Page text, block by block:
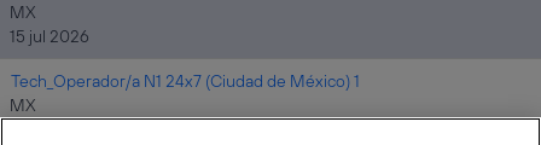
MX
15 jul 2026
Tech_Operador/a N1 24x7 (Ciudad de México) 1
MX